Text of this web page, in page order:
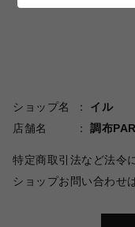
ショップ名
イル
店舗名
調布
特定商取引法など法令
ショップお問い合わせ